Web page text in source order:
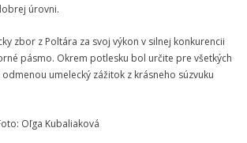
informácií
ZUŠ Poltár
ZUŠ Poltár
úrovni.
zbor z Poltára za svoj výkon v silnej konkurencii
pásmo. Okrem potlesku bol určite pre všetkých
umelecký zážitok z krásneho súzvuku
Oľga Kubaliaková